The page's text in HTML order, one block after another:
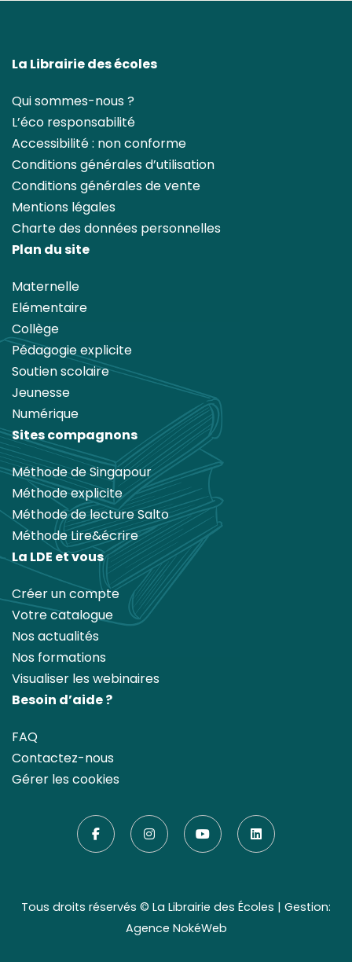
La Librairie des écoles
Qui sommes-nous ?
L’éco responsabilité
Accessibilité : non conforme
Conditions générales d’utilisation
Conditions générales de vente
Mentions légales
Charte des données personnelles
Plan du site
Maternelle
Elémentaire
Collège
Pédagogie explicite
Soutien scolaire
Jeunesse
Numérique
Sites compagnons
Méthode de Singapour
Méthode explicite
Méthode de lecture Salto
Méthode Lire&écrire
La LDE et vous
Créer un compte
Votre catalogue
Nos actualités
Nos formations
Visualiser les webinaires
Besoin d’aide ?
FAQ
Contactez-nous
Gérer les cookies
Tous droits réservés © La Librairie des Écoles | Gestion:
Agence NokéWeb